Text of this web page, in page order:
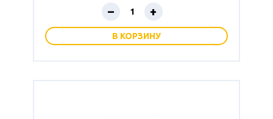
– +
В КОРЗИНУ